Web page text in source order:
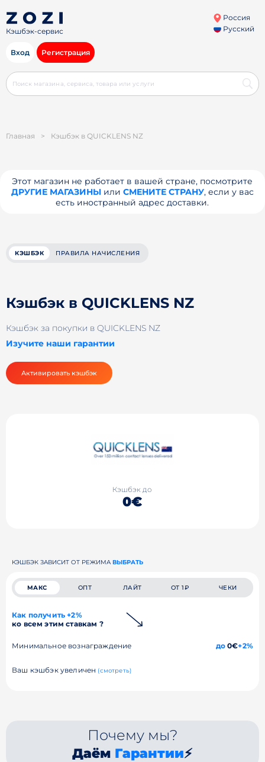
Кэшбэк-сервис
Россия
Русский
Вход Регистрация
Главная > Кэшбэк в QUICKLENS NZ
Этот магазин не работает в вашей стране, посмотрите
ДРУГИЕ МАГАЗИНЫили СМЕНИТЕ СТРАНУ, если у вас
есть иностранный адрес доставки.
КЭШБЭК ПРАВИЛА НАЧИСЛЕНИЯ
Кэшбэк в QUICKLENS NZ
Кэшбэк за покупки в QUICKLENS NZ
Изучите наши гарантии
Активировать кэшбэк
Кэшбэк до
0€
КЭШБЭК ЗАВИСИТ ОТ РЕЖИМА ВЫБРАТЬ
МАКС ОПТ ЛАЙТ ОТ 1₽ ЧЕКИ
Как получить +2%
ко всем этим ставкам ?
Минимальное вознаграждение до0€+2%
Ваш кэшбэк увеличен (смотреть)
Почему мы?
Даём Гарантии⚡